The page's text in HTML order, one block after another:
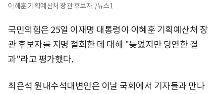
이혜훈 기획예산처 장관 후보자. /뉴스1
국민의힘은 25일 이재명 대통령이 이혜훈 기획예산처 장
관 후보자를 지명 철회한 데 대해 "늦었지만 당연한 결
과"라고 평가했다.
최은석 원내수석대변인은 이날 국회에서 기자들과 만나